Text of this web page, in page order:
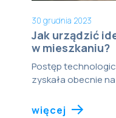
30 grudnia 2023
Jak urządzić
w mieszkaniu?
Postęp
zyskała obecnie
więcej